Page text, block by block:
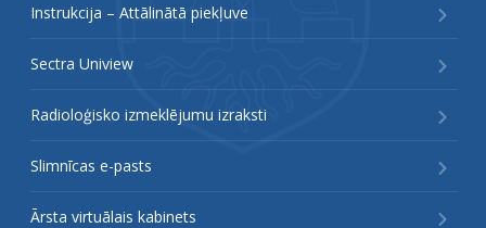
Instrukcija – Attālinātā piekļuve
Sectra Uniview
Radioloģisko izmeklējumu izraksti
Slimnīcas e-pasts
Ārsta virtuālais kabinets